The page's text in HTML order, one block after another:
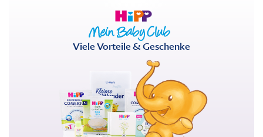
Viele Vorteile & Geschenke